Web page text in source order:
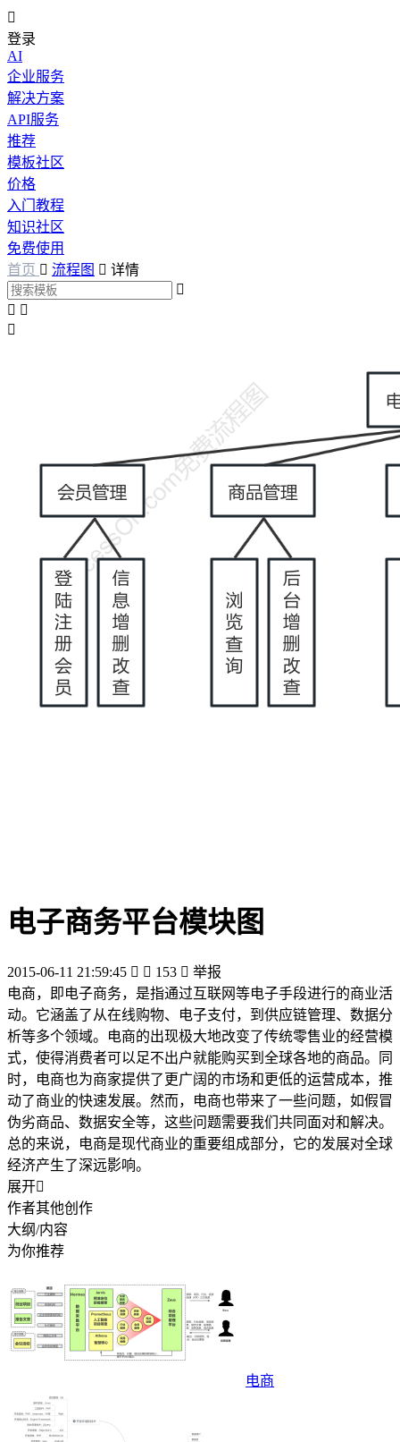

登录
AI
企业服务
解决方案
API服务
推荐
模板社区
价格
入门教程
知识社区
免费使用
首页  流程图  详情

 

电子商务平台模块图
2015-06-11 21:59:45   153  举报
电商，即电子商务，是指通过互联网等电子手段进行的商业活
动。它涵盖了从在线购物、电子支付，到供应链管理、数据分
析等多个领域。电商的出现极大地改变了传统零售业的经营模
式，使得消费者可以足不出户就能购买到全球各地的商品。同
时，电商也为商家提供了更广阔的市场和更低的运营成本，推
动了商业的快速发展。然而，电商也带来了一些问题，如假冒
伪劣商品、数据安全等，这些问题需要我们共同面对和解决。
总的来说，电商是现代商业的重要组成部分，它的发展对全球
经济产生了深远影响。
展开
作者其他创作
大纲/内容
为你推荐
电商